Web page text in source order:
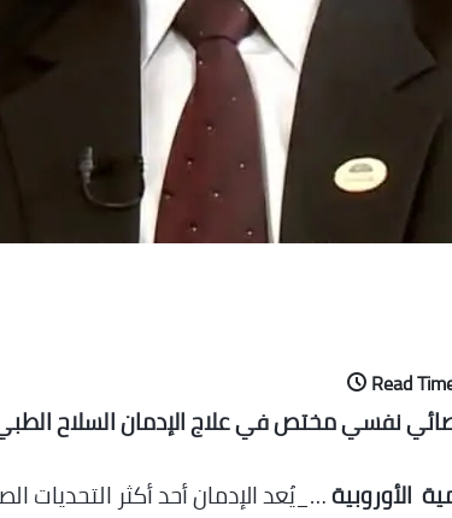
Read
نفسيمختص في علاج الإدمان السلاح
الأوروبية…_يُعد الإدمان أحد أكثر التحديات